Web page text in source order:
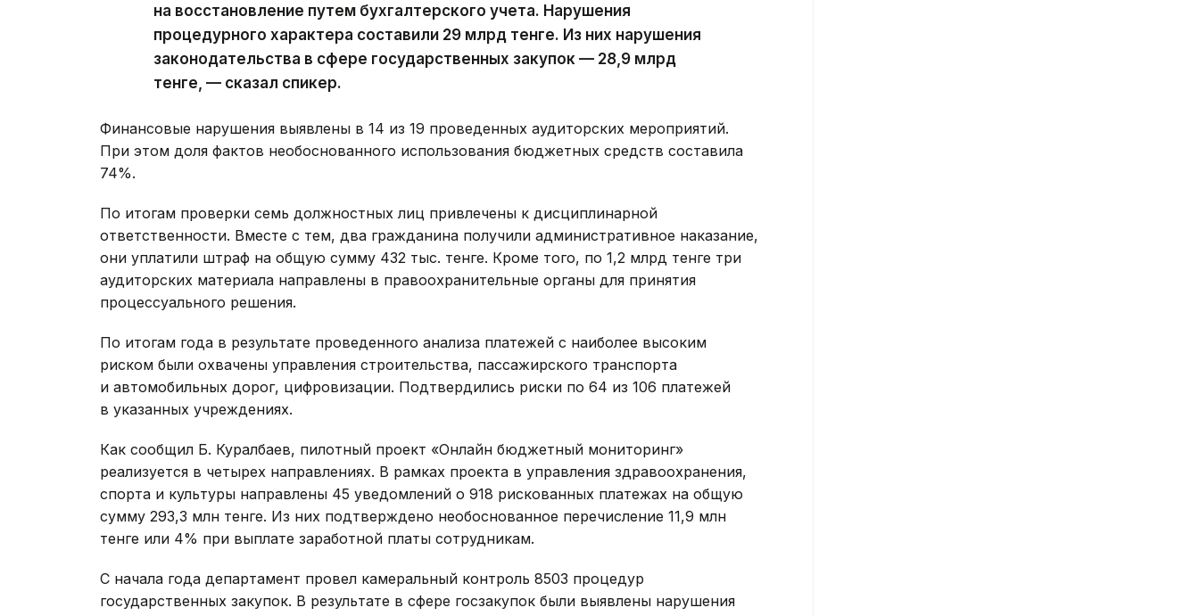
на восстановление путем бухгалтерского учета. Нарушения
процедурного характера составили 29 млрд тенге. Из них нарушения
законодательства в сфере государственных закупок — 28,9 млрд
тенге, — сказал спикер.
Финансовые нарушения выявлены в 14 из 19 проведенных аудиторских мероприятий.
При этом доля фактов необоснованного использования бюджетных средств составила
74%.
По итогам проверки семь должностных лиц привлечены к дисциплинарной
ответственности. Вместе с тем, два гражданина получили административное наказание,
они уплатили штраф на общую сумму 432 тыс. тенге. Кроме того, по 1,2 млрд тенге три
аудиторских материала направлены в правоохранительные органы для принятия
процессуального решения.
По итогам года в результате проведенного анализа платежей с наиболее высоким
риском были охвачены управления строительства, пассажирского транспорта
и автомобильных дорог, цифровизации. Подтвердились риски по 64 из 106 платежей
в указанных учреждениях.
Как сообщил Б. Куралбаев, пилотный проект «Онлайн бюджетный мониторинг»
реализуется в четырех направлениях. В рамках проекта в управления здравоохранения,
спорта и культуры направлены 45 уведомлений о 918 рискованных платежах на общую
сумму 293,3 млн тенге. Из них подтверждено необоснованное перечисление 11,9 млн
тенге или 4% при выплате заработной платы сотрудникам.
С начала года департамент провел камеральный контроль 8503 процедур
государственных закупок. В результате в сфере госзакупок были выявлены нарушения